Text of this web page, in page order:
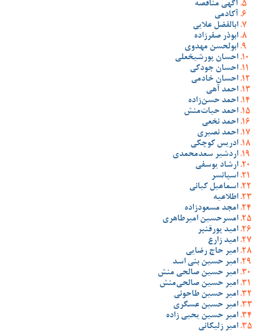
آگهی مناقصه
آکادمی
ابالفضل علایی
ابوذر صفرزاده
ابولحسن مهدوی
احسان پورشیخعلی
احسان جودکی
احسان خادمی
احمد آهی
احمد حسن‌زاده
احمد حیات‌منش
احمد نخعی
احمد نصیری
ادریس کوچکی
اردشیر سعدمحمدی
ارشاد یوسفی
اسپانسر
اسماعیل کیانی
اطلاعیه
امجد مسعودزاده
امسرحسین امیرطاهری
امید پورقنبر
امید زارع
امیر حاج رضایی
امیر حسین بنی اسد
امیر حسین صالحی منش
امیر حسین صالحی‌منش
امیر حسین طاحونی
امیر حسین عسگری
امیر حسین یحیی زاده
امیر زلیکانی